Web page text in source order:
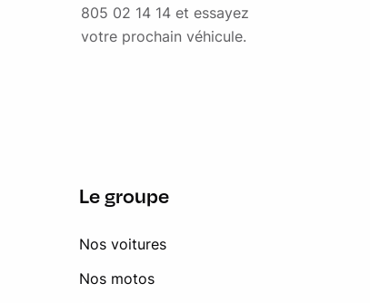
805 02 14 14 et essayez
votre prochain véhicule.
Le groupe
Nos voitures
Nos motos